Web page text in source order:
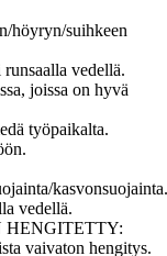
höyryn/suihkeen
vedellä.
joissa on hyvä
työpaikalta.
kasvonsuojainta.
vedellä.
HENGITETTY:
vaivaton hengitys.